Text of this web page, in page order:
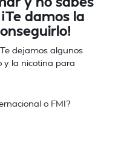
damos la
dejamos algunos
y la nicotina para